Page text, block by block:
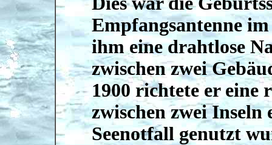
Empfangsantenne
ihm eine drahtlose
zwischen zwei
1900 richtete er
zwischen zwei Inseln
Seenotfall genutzt